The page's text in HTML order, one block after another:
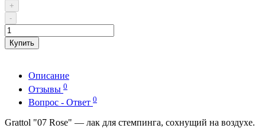
+
-
Купить
Описание
Отзывы 0
Вопрос - Ответ 0
Grattol "07 Rose" — лак для стемпинга, сохнущий на воздухе.